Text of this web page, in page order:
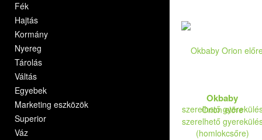
Fék
Hajtás
Kormány
Nyereg
Tárolás
Váltás
Egyebek
Marketing eszközök
Superior
Váz
Okbaby
Orion előre
szerelhető
(homlokcsőre)